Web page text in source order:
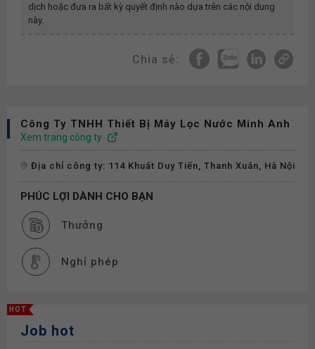
dịch hoặc đưa ra bất kỳ quyết định nào dựa trên các nội dung
này.
Chia sẻ:
Công Ty TNHH Thiết Bị Máy Lọc Nước Minh Anh
Xem trang công ty
Địa chỉ công ty: 114 Khuất Duy Tiến, Thanh Xuân, Hà Nội
PHÚC LỢI DÀNH CHO BẠN
Thưởng
Nghỉ phép
HOT
Job hot